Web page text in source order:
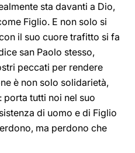
sta davanti a Dio,
Figlio. E non solo si
il suo cuore trafitto si fa
san Paolo stesso,
peccati per rendere
è non solo solidarietà,
tutti noi nel suo
di uomo e di Figlio
ma perdono che